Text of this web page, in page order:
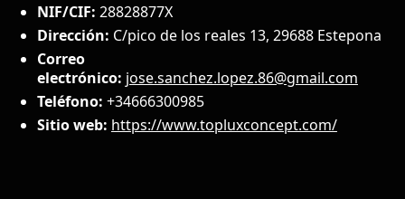
NIF/CIF: 28828877X
Dirección: C/pico de los reales 13, 29688 Estepona
Correo
electrónico: jose.sanchez.lopez.86@gmail.com
Teléfono: +34666300985
Sitio web: https://www.topluxconcept.com/